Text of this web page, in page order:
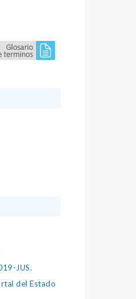
JUS.
del Estado